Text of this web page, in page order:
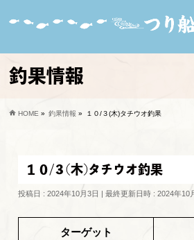
釣果情報
HOME » 釣果情報 » １０/３(木)タチウオ釣果
１０/３(木)タチウオ釣果
投稿日 : 2024年10月3日 最終更新日時 : 2024年10
ターゲット